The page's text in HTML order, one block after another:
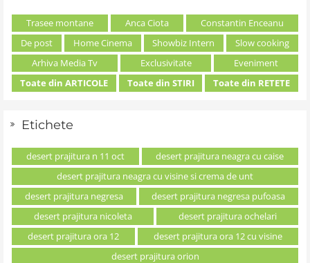
Trasee montane Anca Ciota
Constantin Enceanu
De post
Home Cinema Showbiz Intern
Slow cooking
Arhiva Media Tv
Exclusivitate
Eveniment
Toate din ARTICOLE
Toate din STIRI Toate din RETETE
Etichete
desert prajitura n 11 oct
desert prajitura neagra cu caise
desert prajitura neagra cu visine si crema de unt
desert prajitura negresa
desert prajitura negresa pufoasa
desert prajitura nicoleta
desert prajitura ochelari
desert prajitura ora 12
desert prajitura ora 12 cu visine
desert prajitura orion